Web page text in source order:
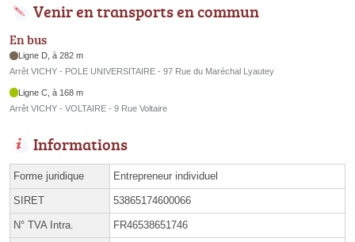
Venir en transports en commun
En bus
Ligne D, à 282 m
Arrêt VICHY - POLE UNIVERSITAIRE - 97 Rue du Maréchal Lyautey
Ligne C, à 168 m
Arrêt VICHY - VOLTAIRE - 9 Rue Voltaire
Informations
Forme juridique Entrepreneur individuel
SIRET 53865174600066
N° TVA Intra. FR46538651746